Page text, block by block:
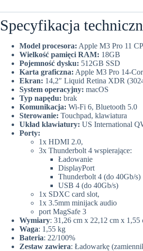
Specyfikacja
Model procesora: Apple M3 Pro 11
Wielkość pamięci RAM: 18GB
Pojemność dysku: 512GB SSD
Karta graficzna: Apple M3 Pro 14-
Ekran: 14,2″ Liquid Retina XDR
System operacyjny: macOS
Typ napędu: brak
Komunikacja: Wi-Fi 6, Bluetooth 5.0
Sterowanie: Touchpad, klawiatura
Układ klawiatury: US International
Porty:
1x HDMI 2.0,
3x Thunderbolt 4 wspierające:
Ładowanie
DisplayPort
Thunderbolt 4 (do 40Gb/s)
USB 4 (do 40Gb/s)
1x SDXC card slot,
1x 3.5mm minijack audio
port MagSafe 3
Wymiary: 31,26 cm x 22,12 cm x 1,55
Waga: 1,55 kg
Bateria: 22/100%
Zestaw zawiera: Ładowarkę